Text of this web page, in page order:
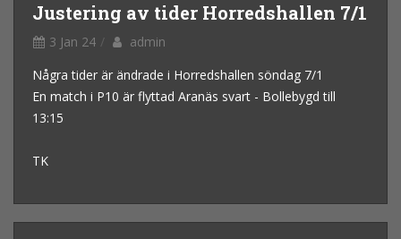
Justering av tider Horredshallen 7/1
3 Jan 24
admin
Några tider är ändrade i Horredshallen söndag 7/1
En match i P10 är flyttad Aranäs svart - Bollebygd till
13:15
TK